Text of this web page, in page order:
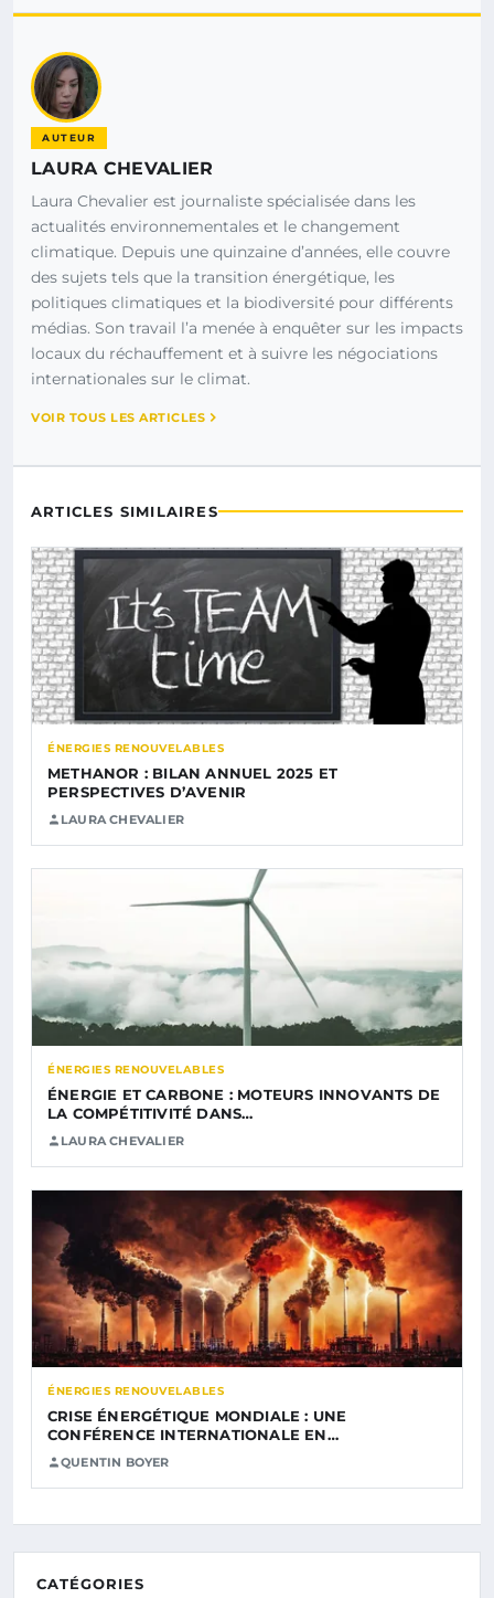
AUTEUR
LAURA CHEVALIER
Laura Chevalier est journaliste spécialisée dans les
actualités environnementales et le changement
climatique. Depuis une quinzaine d’années, elle couvre
des sujets tels que la transition énergétique, les
politiques climatiques et la biodiversité pour différents
médias. Son travail l’a menée à enquêter sur les impacts
locaux du réchauffement et à suivre les négociations
internationales sur le climat.
VOIR TOUS LES ARTICLES
ARTICLES SIMILAIRES
ÉNERGIES RENOUVELABLES
METHANOR : BILAN ANNUEL 2025 ET
PERSPECTIVES D’AVENIR
LAURA CHEVALIER
ÉNERGIES RENOUVELABLES
ÉNERGIE ET CARBONE : MOTEURS INNOVANTS DE
LA COMPÉTITIVITÉ DANS…
LAURA CHEVALIER
ÉNERGIES RENOUVELABLES
CRISE ÉNERGÉTIQUE MONDIALE : UNE
CONFÉRENCE INTERNATIONALE EN…
QUENTIN BOYER
CATÉGORIES